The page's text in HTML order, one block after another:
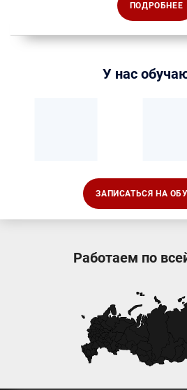
ПОДРОБНЕЕ
У нас
ЗАПИСАТЬСЯ НА
Работаем по